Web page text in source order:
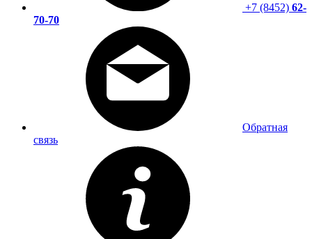
+7 (8452) 62-
70-70
Обратная
связь